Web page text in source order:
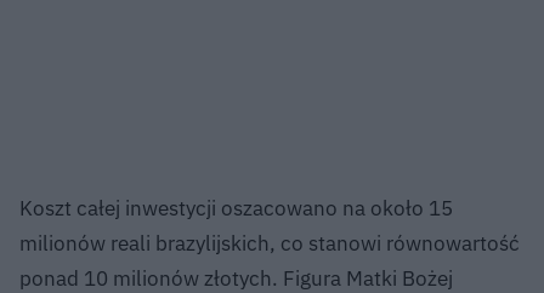
Koszt całej inwestycji oszacowano na około 15
milionów reali brazylijskich, co stanowi równowartość
ponad 10 milionów złotych. Figura Matki Bożej